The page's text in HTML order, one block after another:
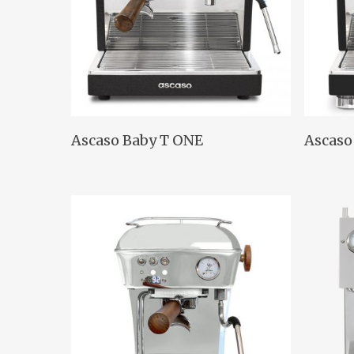
Lees Verder
Ascaso Baby T ONE